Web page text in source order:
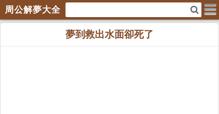
周公解夢大全
夢到救出水面卻死了